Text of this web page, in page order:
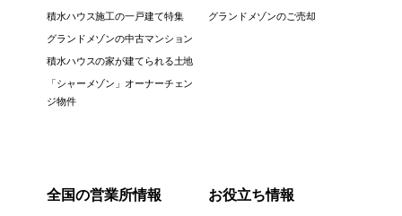
積水ハウス施工の一戸建て特集
グランドメゾンの中古マンション
積水ハウスの家が建てられる土地
「シャーメゾン」オーナーチェン
ジ物件
グランドメゾンのご売却
全国の営業所情報 お役立ち情報